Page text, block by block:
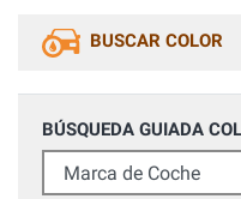
BUSCAR COLOR
BÚSQUEDA GUIADA
Marca de Coche